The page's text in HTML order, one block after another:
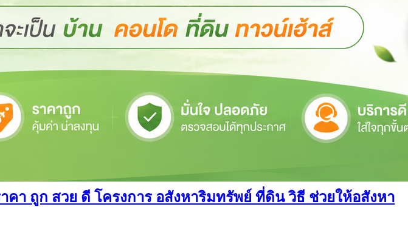
คา ถูก สวย ดี โครงการ อสังหาริมทรัพย์ ที่ดิน วิธี ช่วยให้อสังหา